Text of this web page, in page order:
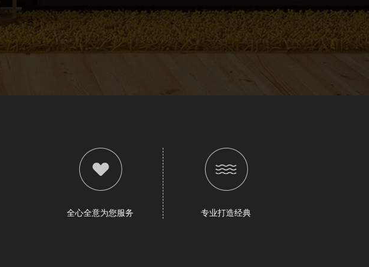
全心全意为您服务 专业打造经典